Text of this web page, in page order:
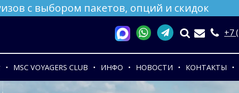
с выбором пакетов, опций и скидок
+7 (
MSC VOYAGERS CLUB ИНФО НОВОСТИ КОНТАКТЫ